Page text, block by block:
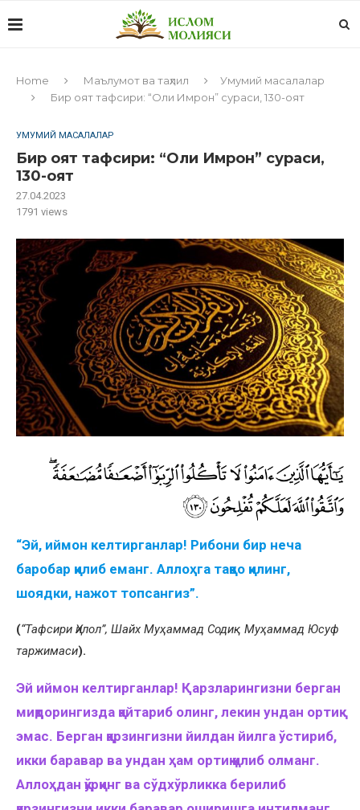
Home Маълумот ва таҳлил
Умумий масалалар
Бир оят тафсири: “Оли Имрон” сураси, 130-оят
УМУМИЙ МАСАЛАЛАР
Бир оят тафсири: “Оли Имрон” сураси,
130-оят
27.04.2023
1791 views
“Эй, иймон келтирганлар! Рибони бир неча
баробар қилиб еманг. Аллоҳга тақво қилинг,
шоядки, нажот топсангиз”.
(“Тафсири Ҳилол”, Шайх Муҳаммад Содиқ Муҳаммад Юсуф
таржимаси).
Эй иймон келтирганлар! Қарзларингизни берган
миқдорингизда қайтариб олинг, лекин ундан ортиқ
эмас. Берган қарзингизни йилдан йилга ўстириб,
икки баравар ва ундан ҳам ортиқ қилиб олманг.
Аллоҳдан қўрқинг ва сўдхўрликка берилиб